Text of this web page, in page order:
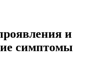
и
симптомы